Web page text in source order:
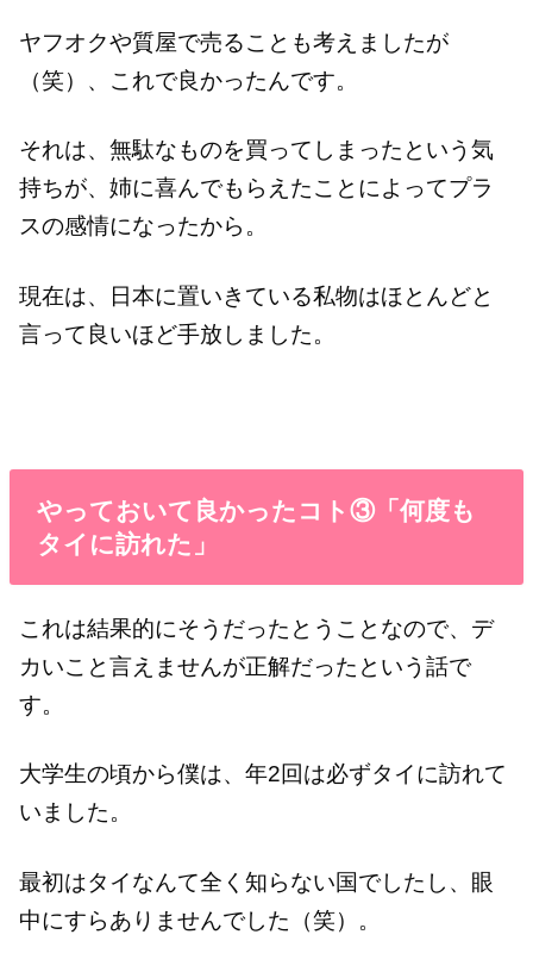
ヤフオクや質屋で売ることも考えましたが
（笑）、これで良かったんです。
それは、無駄なものを買ってしまったという気
持ちが、姉に喜んでもらえたことによってプラ
スの感情になったから。
現在は、日本に置いきている私物はほとんどと
言って良いほど手放しました。
やっておいて良かったコト③「何度も
タイに訪れた」
これは結果的にそうだったとうことなので、デ
カいこと言えませんが正解だったという話で
す。
大学生の頃から僕は、年2回は必ずタイに訪れて
いました。
最初はタイなんて全く知らない国でしたし、眼
中にすらありませんでした（笑）。